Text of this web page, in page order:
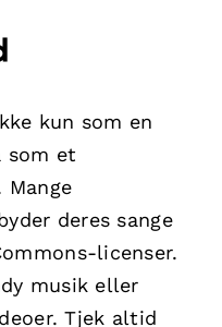
kun som en
som et
deres sange
licenser.
musik eller
Tjek altid